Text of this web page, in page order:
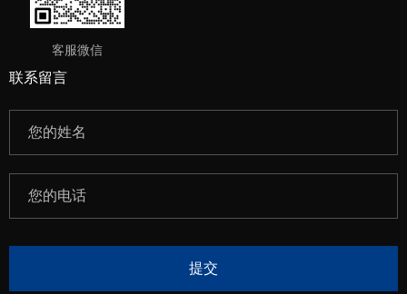
客服微信
联系留言